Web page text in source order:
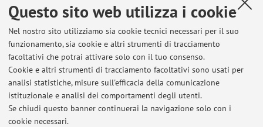
Questo sito web utilizza i cookie
Nel nostro sito utilizziamo sia cookie tecnici necessari per il suo
funzionamento, sia cookie e altri strumenti di tracciamento
facoltativi che potrai attivare solo con il tuo consenso.
Cookie e altri strumenti di tracciamento facoltativi sono usati per
analisi statistiche, misure sull'efficacia della comunicazione
istituzionale e analisi dei comportamenti degli utenti.
Se chiudi questo banner continuerai la navigazione solo con i
cookie necessari.
SCIENCES JOURNAL», 2001, 46, pp. 399 - 418 [articolo]
7
Pubblicazioni antecedenti il 2004